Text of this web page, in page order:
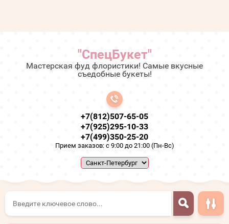
"СпецБукет"
Мастерская фуд флористики! Самые вкусные
съедобные букеты!
+7(812)507-65-05
+7(925)295-10-33
+7(499)350-25-20
Прием заказов: с 9:00 до 21:00 (Пн-Вс)